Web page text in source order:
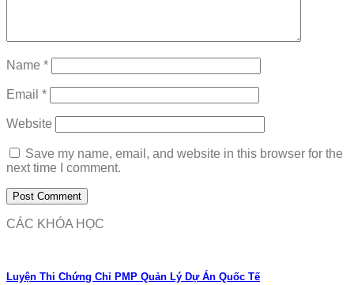
Name *
Email *
Website
Save my name, email, and website in this browser for the
next time I comment.
CÁC KHÓA HỌC
Luyện Thi Chứng Chỉ PMP Quản Lý Dự Án Quốc Tế